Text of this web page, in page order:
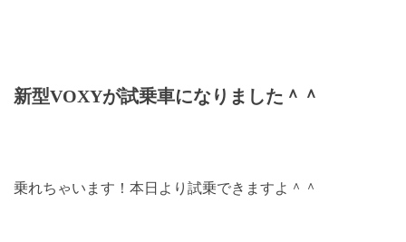
新型VOXYが試乗車になりました＾＾
乗れちゃいます！本日より試乗できますよ＾＾